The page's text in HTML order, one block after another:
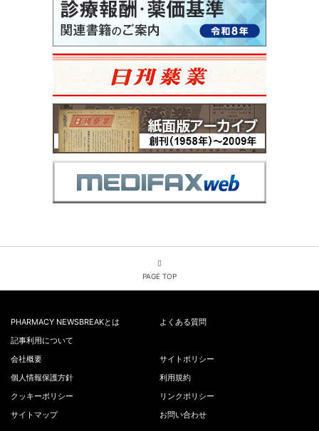
PAGE TOP
PHARMACY NEWSBREAKとは
よくある質問
記事利用について
会社概要
サイトポリシー
個人情報保護方針
利用規約
クッキーポリシー
リンクポリシー
サイトマップ
お問い合わせ